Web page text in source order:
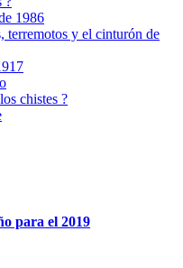
1986
terremotos y el cinturón de
chistes ?
para el 2019